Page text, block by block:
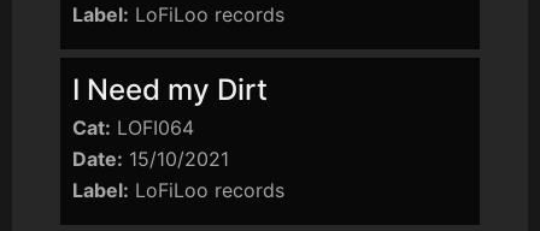
Label: LoFiLoo records
I Need my Dirt
Cat: LOFI064
Date: 15/10/2021
Label: LoFiLoo records